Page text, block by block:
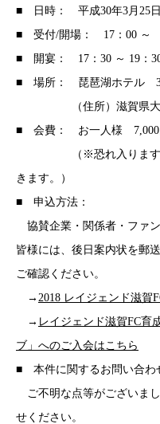
■ 日時： 平成30年3月25日
■ 受付/開場： 17：00 ～
■ 開宴： 17：30 ～ 19：
■ 場所： 琵琶湖ホテル
（住所）滋賀県大津市
■ 会費： お一人様 7,000
（※恐れ入りますが、
きます。）
■ 申込方法：
協賛企業・関係者・ファ
皆様には、後日案内状を郵
ご確認ください。
→ 2018 レイジェンド滋賀
→ レイジェンド滋賀FC育
ブ」へのご入会はこちら
■ 本件に関するお問い合わ
ご不明な点等がございま
せください。